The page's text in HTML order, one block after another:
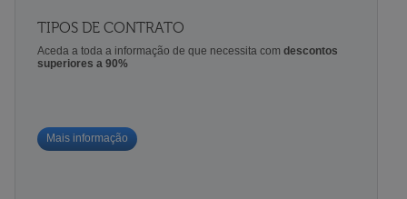
TIPOS DE CONTRATO
Aceda a toda a informação de que necessita com descontos
superiores a 90%
Mais informação